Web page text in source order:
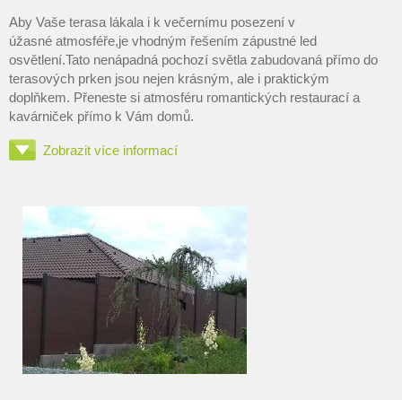
Aby Vaše terasa lákala i k večernímu posezení v
úžasné atmosféře,je vhodným řešením zápustné led
osvětlení.Tato nenápadná pochozí světla zabudovaná přímo do
terasových prken jsou nejen krásným, ale i praktickým
doplňkem. Přeneste si atmosféru romantických restaurací a
kavárniček přímo k Vám domů.
Zobrazit více informací